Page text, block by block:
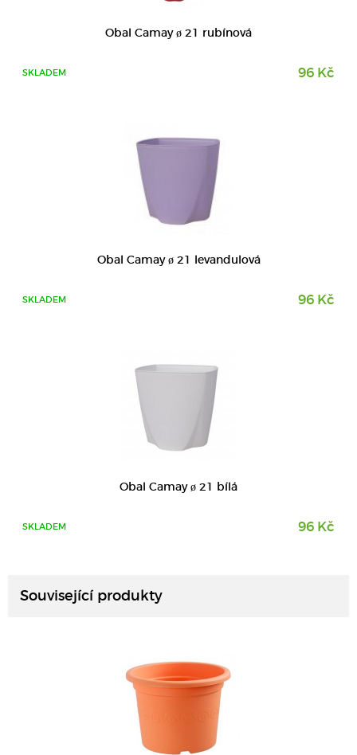
Obal Camay ø 21 rubínová
SKLADEM 96 Kč
Obal Camay ø 21 levandulová
SKLADEM 96 Kč
Obal Camay ø 21 bílá
SKLADEM 96 Kč
Související produkty